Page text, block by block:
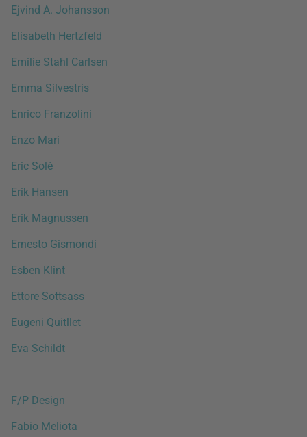
Ejvind A. Johansson
Elisabeth Hertzfeld
Emilie Stahl Carlsen
Emma Silvestris
Enrico Franzolini
Enzo Mari
Eric Solè
Erik Hansen
Erik Magnussen
Ernesto Gismondi
Esben Klint
Ettore Sottsass
Eugeni Quitllet
Eva Schildt
F/P Design
Fabio Meliota